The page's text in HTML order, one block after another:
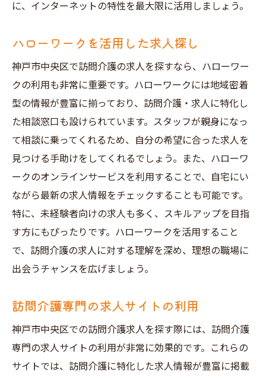
に、インターネットの特性を最大限に活用しましょう。
ハローワークを活用した求人探し
神戸市中央区で訪問介護の求人を探すなら、ハローワー
クの利用も非常に重要です。ハローワークには地域密着
型の情報が豊富に揃っており、訪問介護・求人に特化し
た相談窓口も設けられています。スタッフが親身になっ
て相談に乗ってくれるため、自分の希望に合った求人を
見つける手助けをしてくれるでしょう。また、ハローワ
ークのオンラインサービスを利用することで、自宅にい
ながら最新の求人情報をチェックすることも可能です。
特に、未経験者向けの求人も多く、スキルアップを目指
す方にもぴったりです。ハローワークを活用すること
で、訪問介護の求人に対する理解を深め、理想の職場に
出会うチャンスを広げましょう。
訪問介護専門の求人サイトの利用
神戸市中央区での訪問介護求人を探す際には、訪問介護
専門の求人サイトの利用が非常に効果的です。これらの
サイトでは、訪問介護に特化した求人情報が豊富に掲載